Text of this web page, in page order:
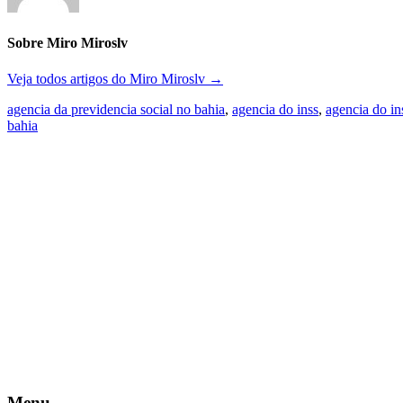
Sobre Miro Miroslv
Veja todos artigos do Miro Miroslv →
agencia da previdencia social no bahia, agencia do inss, agencia do
bahia